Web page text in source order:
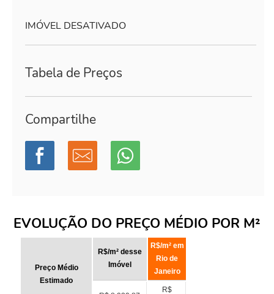
IMÓVEL DESATIVADO
Tabela de Preços
Compartilhe
EVOLUÇÃO DO PREÇO MÉDIO POR M²